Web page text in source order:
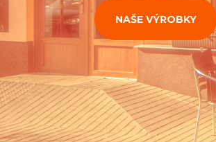
NAŠE VÝROBKY